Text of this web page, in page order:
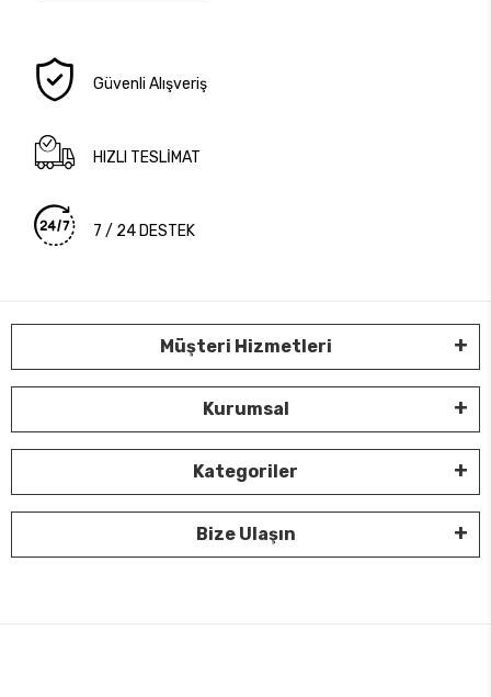
Güvenli Alışveriş
HIZLI TESLİMAT
7 / 24 DESTEK
Müşteri Hizmetleri
Kurumsal
Kategoriler
Bize Ulaşın